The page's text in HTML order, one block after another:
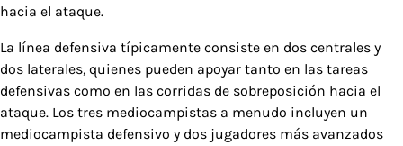
hacia el ataque.
La línea defensiva típicamente consiste en dos centrales y
dos laterales, quienes pueden apoyar tanto en las tareas
defensivas como en las corridas de sobreposición hacia el
ataque. Los tres mediocampistas a menudo incluyen un
mediocampista defensivo y dos jugadores más avanzados